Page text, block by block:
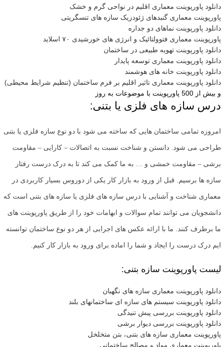
دانلود پاورپوینت معماری اقلیم در نواحی گرم و خشک
پاورپوینت معماری گنبدهای ژئودزیک سازه های تنسگریتی
دانلود پاورپوینت نماهای دو جداره
پاورپوینت معماری فتوولتائیک و انرژی های خورشیدی ۷۰ اسلاید
دانلود پاورپوینت تهویه طبیعی در ساختمان
دانلود پاورپوینت معماری توسعه پایدار
دانلود پاورپوینت خانه های هوشمند
دانلود پاورپوینت معماری تاثير اقليم بر فرم ساختمان (تنظیم شرایط محیطی)
و بیش از 500 پاورپوینت با موضوعات به روز
درس سازه های فلزی یا بتنی:
امروزه تمامی ساختمان هایی که ساخته می شود با دو نوع سازه فلزی یا بتنی
طراحی می شود. دانستن و شناخت نسبت به اتصالات – کارایی – مقاومت
برشی – مقاومت خمشی و … به ما کمک می کند تا به درک درست رفتار
سازه ها برسیم. قبل از ورود به بازار کار یکی از دوروس بسیار کاربردی در
معماری شناخت و آشنایی با درس سازه های فلزی یا سازه های بتنی است که
دانشجویان می توانند تمام سوالات و ابهامات خود را از طریق پاورپوینت های
ما برطرف کنند. ما با ارائه عکس های اجرایی از هر دو نوع ساختمان توانسته
ایم درک درست را ایجاد و شما را اماده برای ورود به بازار کار کنیم.
لیست پاورپوینت سازه بتنی:
دانلود پاورپوینت معماری سازه های نگهبان
دانلود پاورپوینت سيستم های سازه ای ساختمانهای بلند
دانلود پاورپوینت بررسی پیش تنیدگی
دانلود پاورپوینت بررسی دیوار برشی
پاورپوینت معماری سازه های بتنی، بتن متخلخل
پاورپوینت معماری مواد و مصالح ساختمانی